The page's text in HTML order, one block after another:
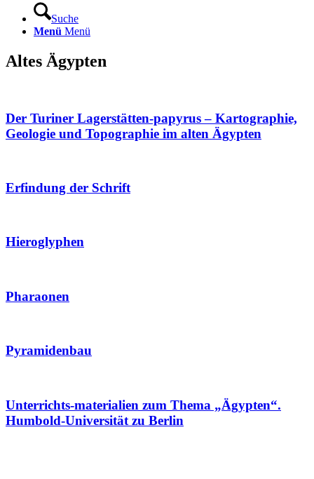
Suche
Menü Menü
Altes Ägypten
Der Turiner Lagerstätten-papyrus – Kartographie,
Geologie und Topographie im alten Ägypten
Erfindung der Schrift
Hieroglyphen
Pharaonen
Pyramidenbau
Unterrichts-materialien zum Thema „Ägypten“.
Humbold-Universität zu Berlin